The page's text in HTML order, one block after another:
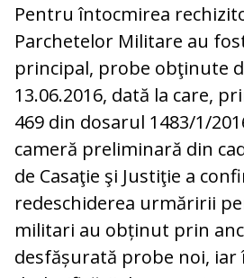
Pentru întocmirea
Parchetelor Militare au
principal, probe obţinute
13.06.2016, dată la care,
469 din dosarul 1483/1/
cameră preliminară din
de Casaţie şi Justiţie a
redeschiderea urmăririi
militari au obținut prin
desfășurată probe noi, iar